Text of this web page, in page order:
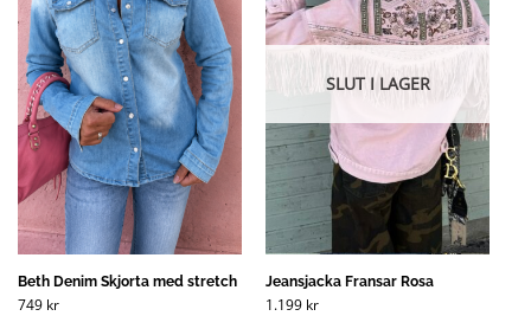
Beth Denim Skjorta med stretch
749 kr
SLUT I LAGER
Jeansjacka Fransar Rosa
1.199 kr